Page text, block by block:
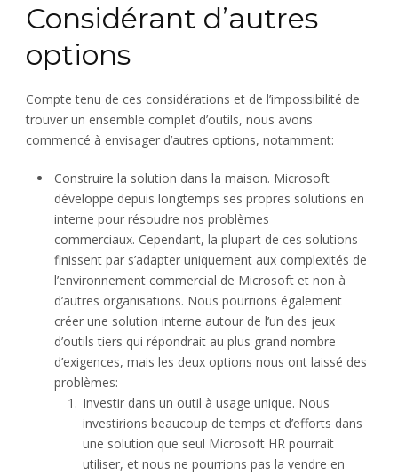
Considérant d’autres
options
Compte tenu de ces considérations et de l’impossibilité de
trouver un ensemble complet d’outils, nous avons
commencé à envisager d’autres options, notamment:
Construire la solution dans la maison. Microsoft
développe depuis longtemps ses propres solutions en
interne pour résoudre nos problèmes
commerciaux. Cependant, la plupart de ces solutions
finissent par s’adapter uniquement aux complexités de
l’environnement commercial de Microsoft et non à
d’autres organisations. Nous pourrions également
créer une solution interne autour de l’un des jeux
d’outils tiers qui répondrait au plus grand nombre
d’exigences, mais les deux options nous ont laissé des
problèmes:
Investir dans un outil à usage unique. Nous
investirions beaucoup de temps et d’efforts dans
une solution que seul Microsoft HR pourrait
utiliser, et nous ne pourrions pas la vendre en